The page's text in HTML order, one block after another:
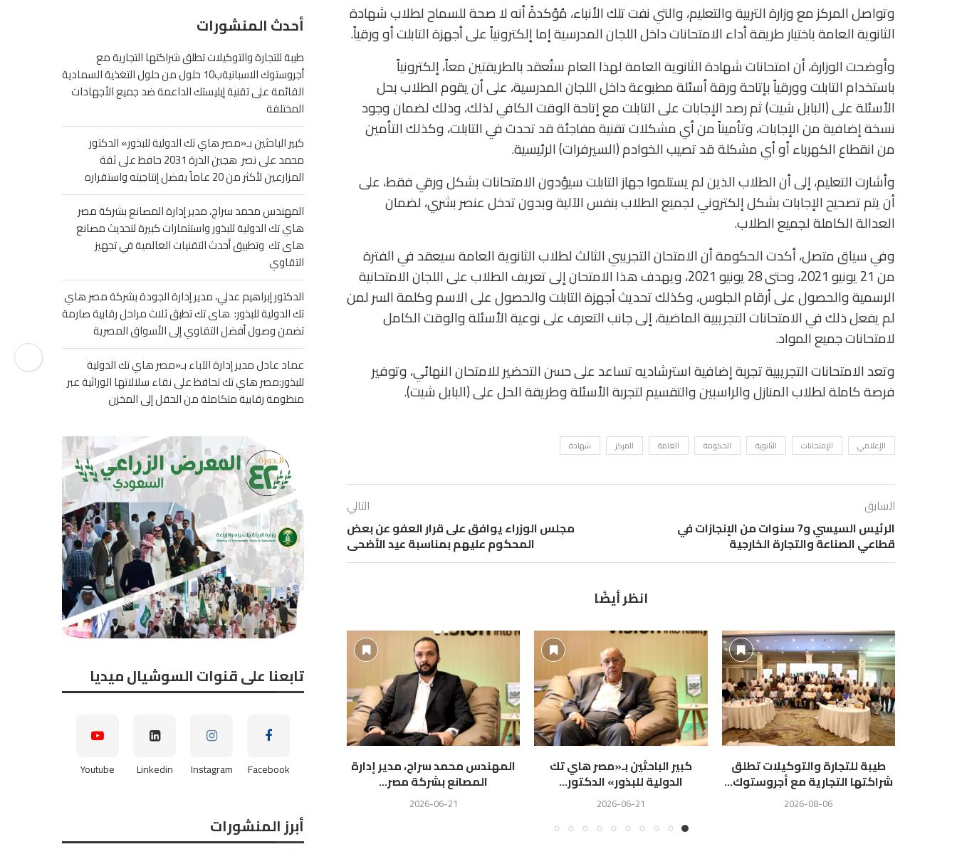
وتواصل المركز مع وزارة التربية والتعليم، والتي نفت تلك الأنباء، مُؤكدةً أنه لا صحة للسماح لطلاب شهادة
الثانوية العامة باختيار طريقة أداء الامتحانات داخل اللجان المدرسية إما إلكترونياً على أجهزة التابلت أو ورقياً.
وأوضحت الوزارة، أن امتحانات شهادة الثانوية العامة لهذا العام ستُعقد بالطريقتين معاً، إلكترونياً
باستخدام التابلت وورقياً بإتاحة ورقة أسئلة مطبوعة داخل اللجان المدرسية، على أن يقوم الطلاب بحل
الأسئلة على (البابل شيت) ثم رصد الإجابات على التابلت مع إتاحة الوقت الكافي لذلك، وذلك لضمان وجود
نسخة إضافية من الإجابات، وتأميناً من أي مشكلات تقنية مفاجئة قد تحدث في التابلت، وكذلك التأمين
من انقطاع الكهرباء أو أي مشكلة قد تصيب الخوادم (السيرفرات) الرئيسية.
وأشارت التعليم، إلى أن الطلاب الذين لم يستلموا جهاز التابلت سيؤدون الامتحانات بشكل ورقي فقط، على
أن يتم تصحيح الإجابات بشكل إلكتروني لجميع الطلاب بنفس الآلية وبدون تدخل عنصر بشري، لضمان
العدالة الكاملة لجميع الطلاب.
وفي سياق متصل، أكدت الحكومة أن الامتحان التجريبي الثالث لطلاب الثانوية العامة سيعقد في الفترة
من 21 يونيو 2021، وحتى 28 يونيو 2021، ويهدف هذا الامتحان إلى تعريف الطلاب على اللجان الامتحانية
الرسمية والحصول على أرقام الجلوس، وكذلك تحديث أجهزة التابلت والحصول على الاسم وكلمة السر لمن
لم يفعل ذلك في الامتحانات التجريبية الماضية، إلى جانب التعرف على نوعية الأسئلة والوقت الكامل
لامتحانات جميع المواد.
وتعد الامتحانات التجريبية تجربة إضافية استرشاديه تساعد على حسن التحضير للامتحان النهائي، وتوفير
فرصة كاملة لطلاب المنازل والراسبين والتقسيم لتجربة الأسئلة وطريقة الحل على (البابل شيت).
الإعلامي الإمتحانات الثانوية الحكومة العامة المركز شهادة
السابق
الرئيس السيسي و7 سنوات من الإنجازات في
قطاعي الصناعة والتجارة الخارجية
التالي
مجلس الوزراء يوافق على قرار العفو عن بعض
المحكوم عليهم بمناسبة عيد الأضحى
انظر أيضًا
طيبة للتجارة والتوكيلات تطلق
شراكتها التجارية مع أجروستوك...
2026-08-06
كبير الباحثين بـ«مصر هاي تك
الدولية للبذور» الدكتور...
2026-06-21
المهندس محمد سراج، مدير إدارة
المصانع بشركة مصر...
2026-06-21
الدكتور إبراهيم عدلي، مدير إدارة
الجودة بشركة مصر...
عماد عادل مدير إدارة الآباء
أحدث المنشورات
طيبة للتجارة والتوكيلات تطلق شراكتها التجارية مع
أجروستوك الاسبانيةب10 حلول من حلول التغذية السمادية
القائمة على تقنية إيليستك الداعمة ضد جميع الأجهادات
المختلفة
كبير الباحثين بـ«مصر هاي تك الدولية للبذور» الدكتور
محمد على نصر هجين الذرة 2031 حافظ على ثقة
المزارعين لأكثر من 20 عاماً بفضل إنتاجيته واستقراره
المهندس محمد سراج، مدير إدارة المصانع بشركة مصر
هاي تك الدولية للبذور واستثمارات كبيرة لتحديث مصانع
هاى تك وتطبيق أحدث التقنيات العالمية في تجهيز
التقاوي
الدكتور إبراهيم عدلي، مدير إدارة الجودة بشركة مصر هاي
تك الدولية للبذور: هاى تك تطبق ثلاث مراحل رقابية صارمة
تضمن وصول أفضل التقاوي إلى الأسواق المصرية
عماد عادل مدير إدارة الآباء بـ«مصر هاي تك الدولية
للبذور:مصر هاي تك تحافظ على نقاء سلالاتها الوراثية عبر
منظومة رقابية متكاملة من الحقل إلى المخزن
تابعنا على قنوات السوشيال ميديا
Facebook
Instagram
Linkedin
Youtube
أبرز المنشورات